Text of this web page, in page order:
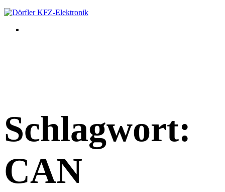
Schlagwort:
CAN